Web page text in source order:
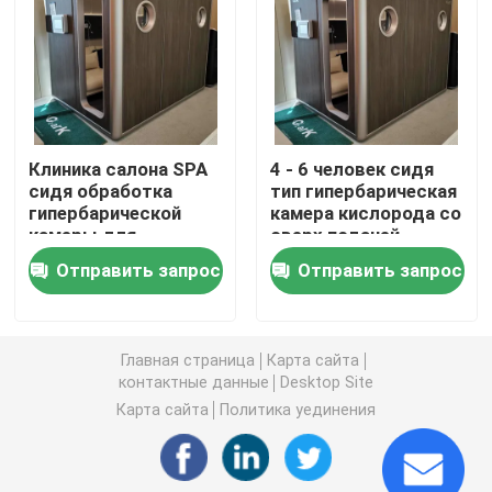
1,3 ATA гипербарическое
Камера Hardshell гипербарическая
Сидя гипербарическая камера
Спасение спорт гипербарической камеры
Камера кислорода Monoplace гипербарическая
Камера Multiplace гипербарическая
Клиника салона SPA
сидя обработка
гипербарической
камеры для
спасения ушиба
спортОтправить запрос
4 - 6 человек сидя
тип гипербарическая
камера кислорода со
сверх подачей
кислорода 90%
Отправить запрос
Главная страница
Карта сайта
контактные данные
Desktop Site
Карта сайта
Политика уединения